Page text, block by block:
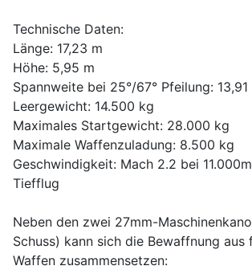
Technische Daten:
Länge: 17,23 m
Höhe: 5,95 m
Spannweite bei 25°/67° Pfeilung:
Leergewicht: 14.500 kg
Maximales Startgewicht: 28.000 kg
Maximale Waffenzuladung: 8.500 kg
Geschwindigkeit: Mach 2.2 bei
Tiefflug
Neben den zwei 27mm-
Schuss) kann sich die Bewaffnung aus
Waffen zusammensetzen: